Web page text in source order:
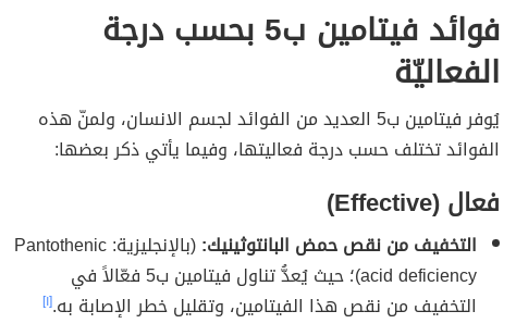
فوائد فيتامين ب5 بحسب درجة
الفعاليّة
يُوفر فيتامين ب5 العديد من الفوائد لجسم الانسان، ولمنّ هذه
الفوائد تختلف حسب درجة فعاليتها، وفيما يأتي ذكر بعضها:
فعال (Effective)
التخفيف من نقص حمض البانتوثينيك:
(بالإنجليزية: Pantothenic
acid deficiency)؛ حيث يُعدُّ تناول فيتامين ب5 فعّالاً في
التخفيف من نقص هذا الفيتامين، وتقليل خطر الإصابة به.[١]